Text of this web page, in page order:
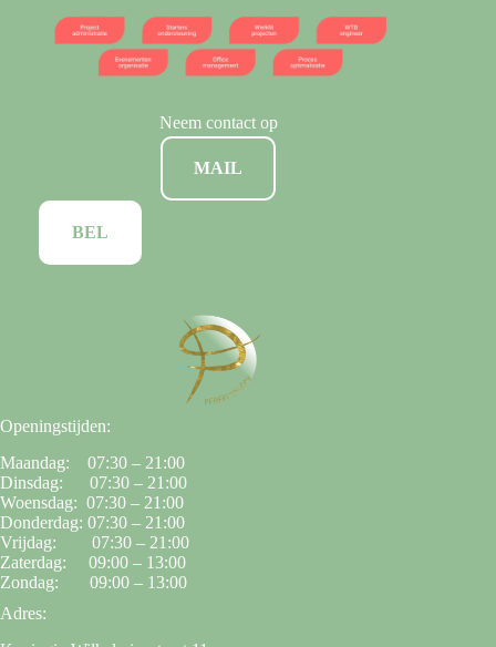
Neem contact op
MAIL
BEL
Openingstijden:
Maandag: 07:30 – 21:00
Dinsdag: 07:30 – 21:00
Woensdag: 07:30 – 21:00
Donderdag: 07:30 – 21:00
Vrijdag: 07:30 – 21:00
Zaterdag: 09:00 – 13:00
Zondag: 09:00 – 13:00
Adres: